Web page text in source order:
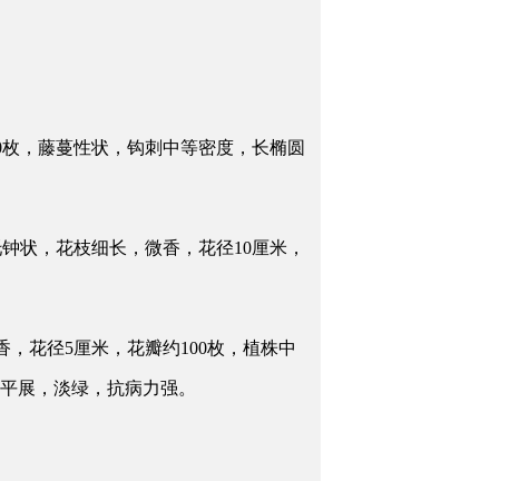
，藤蔓性状，钩刺中等密度，长椭圆
状，花枝细长，微香，花径10厘米，
花径5厘米，花瓣约100枚，植株中
展，淡绿，抗病力强。